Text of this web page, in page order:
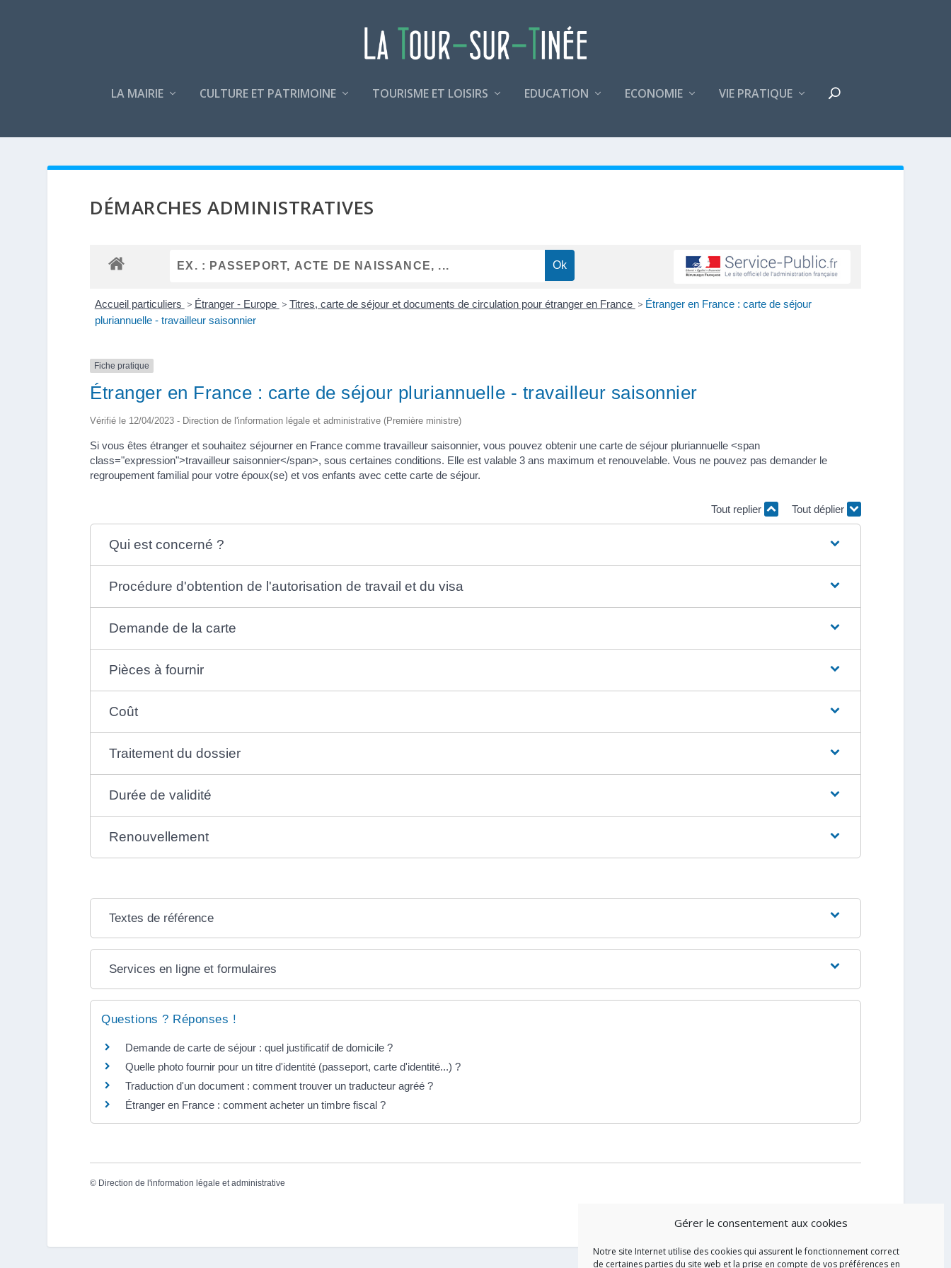
Gérer le consentement aux cookies
Notre site Internet utilise des cookies qui assurent le fonctionnement correct
de certaines parties du site web et la prise en compte de vos préférences en
LA MAIRIE CULTURE ET PATRIMOINE TOURISME ET LOISIRS EDUCATION ECONOMIE VIE PRATIQUE
DÉMARCHES ADMINISTRATIVES
Accueil particuliers > Étranger - Europe > Titres, carte de séjour et documents de circulation pour étranger en France > Étranger en France : carte de séjour
pluriannuelle - travailleur saisonnier
Fiche pratique
Étranger en France : carte de séjour pluriannuelle - travailleur saisonnier
Vérifié le 12/04/2023 - Direction de l'information légale et administrative (Première ministre)
Si vous êtes étranger et souhaitez séjourner en France comme travailleur saisonnier, vous pouvez obtenir une carte de séjour pluriannuelle <span
class="expression">travailleur saisonnier</span>, sous certaines conditions. Elle est valable 3 ans maximum et renouvelable. Vous ne pouvez pas demander le
regroupement familial pour votre époux(se) et vos enfants avec cette carte de séjour.
Tout replier Tout déplier
Qui est concerné ?
Procédure d'obtention de l'autorisation de travail et du visa
Demande de la carte
Pièces à fournir
Coût
Traitement du dossier
Durée de validité
Renouvellement
Textes de référence
Services en ligne et formulaires
Questions ? Réponses !
Demande de carte de séjour : quel justificatif de domicile ?
Quelle photo fournir pour un titre d'identité (passeport, carte d'identité...) ?
Traduction d'un document : comment trouver un traducteur agréé ?
Étranger en France : comment acheter un timbre fiscal ?
© Direction de l'information légale et administrative